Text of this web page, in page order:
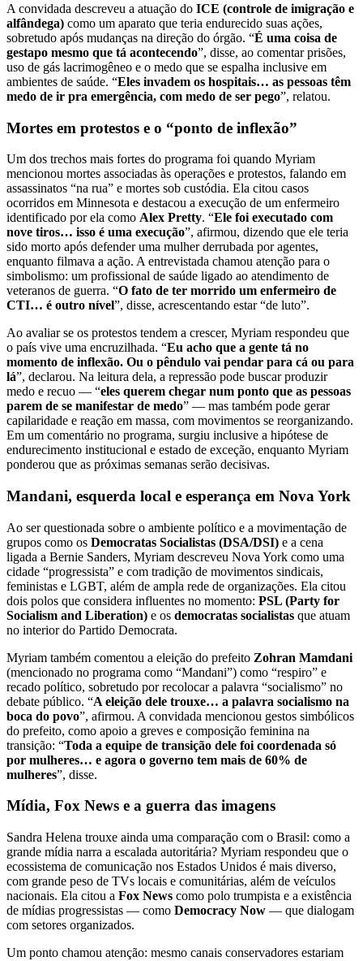
A convidada descreveu a atuação do ICE (controle de imigração e
alfândega) como um aparato que teria endurecido suas ações,
sobretudo após mudanças na direção do órgão. “É uma coisa de
gestapo mesmo que tá acontecendo”, disse, ao comentar prisões,
uso de gás lacrimogêneo e o medo que se espalha inclusive em
ambientes de saúde. “Eles invadem os hospitais… as pessoas têm
medo de ir pra emergência, com medo de ser pego”, relatou.
Mortes em protestos e o “ponto de inflexão”
Um dos trechos mais fortes do programa foi quando Myriam
mencionou mortes associadas às operações e protestos, falando em
assassinatos “na rua” e mortes sob custódia. Ela citou casos
ocorridos em Minnesota e destacou a execução de um enfermeiro
identificado por ela como Alex Pretty. “Ele foi executado com
nove tiros… isso é uma execução”, afirmou, dizendo que ele teria
sido morto após defender uma mulher derrubada por agentes,
enquanto filmava a ação. A entrevistada chamou atenção para o
simbolismo: um profissional de saúde ligado ao atendimento de
veteranos de guerra. “O fato de ter morrido um enfermeiro de
CTI… é outro nível”, disse, acrescentando estar “de luto”.
Ao avaliar se os protestos tendem a crescer, Myriam respondeu que
o país vive uma encruzilhada. “Eu acho que a gente tá no
momento de inflexão. Ou o pêndulo vai pendar para cá ou para
lá”, declarou. Na leitura dela, a repressão pode buscar produzir
medo e recuo — “eles querem chegar num ponto que as pessoas
parem de se manifestar de medo” — mas também pode gerar
capilaridade e reação em massa, com movimentos se reorganizando.
Em um comentário no programa, surgiu inclusive a hipótese de
endurecimento institucional e estado de exceção, enquanto Myriam
ponderou que as próximas semanas serão decisivas.
Mandani, esquerda local e esperança em Nova York
Ao ser questionada sobre o ambiente político e a movimentação de
grupos como os Democratas Socialistas (DSA/DSI) e a cena
ligada a Bernie Sanders, Myriam descreveu Nova York como uma
cidade “progressista” e com tradição de movimentos sindicais,
feministas e LGBT, além de ampla rede de organizações. Ela citou
dois polos que considera influentes no momento: PSL (Party for
Socialism and Liberation) e os democratas socialistas que atuam
no interior do Partido Democrata.
Myriam também comentou a eleição do prefeito Zohran Mamdani
(mencionado no programa como “Mandani”) como “respiro” e
recado político, sobretudo por recolocar a palavra “socialismo” no
debate público. “A eleição dele trouxe… a palavra socialismo na
boca do povo”, afirmou. A convidada mencionou gestos simbólicos
do prefeito, como apoio a greves e composição feminina na
transição: “Toda a equipe de transição dele foi coordenada só
por mulheres… e agora o governo tem mais de 60% de
mulheres”, disse.
Mídia, Fox News e a guerra das imagens
Sandra Helena trouxe ainda uma comparação com o Brasil: como a
grande mídia narra a escalada autoritária? Myriam respondeu que o
ecossistema de comunicação nos Estados Unidos é mais diverso,
com grande peso de TVs locais e comunitárias, além de veículos
nacionais. Ela citou a Fox News como polo trumpista e a existência
de mídias progressistas — como Democracy Now — que dialogam
com setores organizados.
Um ponto chamou atenção: mesmo canais conservadores estariam